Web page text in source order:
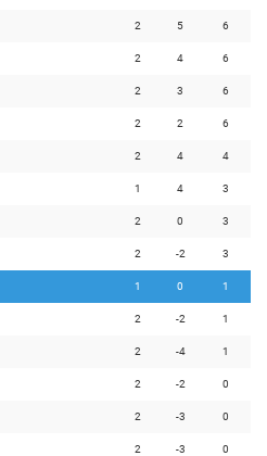
2 5 6
2 4 6
2 3 6
2 2 6
2 4 4
1 4 3
2 0 3
2 -2 3
1 0 1
2 -2 1
2 -4 1
2 -2 0
2 -3 0
2 -3 0